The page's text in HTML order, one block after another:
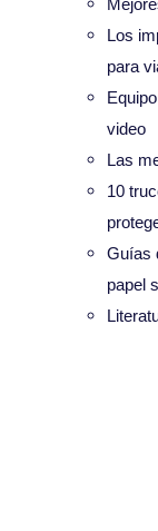
Los
para
video
Las
10
Guías
papel